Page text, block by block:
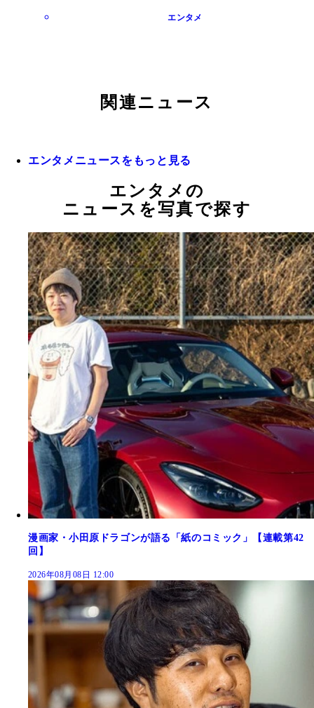
エンタメ
関連ニュース
エンタメニュースをもっと見る
エンタメの
ニュースを写真で探す
漫画家・小田原ドラゴンが語る「紙のコミック」【連載第42
回】
2026年08月08日 12:00